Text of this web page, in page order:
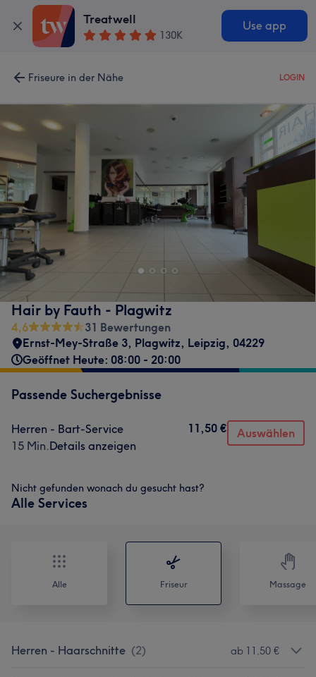
Treatwell
130K
Use app
Friseure in der Nähe LOGIN
Hair by Fauth - Plagwitz
4,6
31 Bewertungen
Ernst-Mey-Straße 3, Plagwitz, Leipzig, 04229
Geöffnet Heute: 08:00 - 20:00
Passende Suchergebnisse
Herren - Bart-Service
15 Min.Details anzeigen
11,50 € Auswählen
Nicht gefunden wonach du gesucht hast?
Alle Services
Alle Friseur Massage
Herren - Haarschnitte (2) ab 11,50 €